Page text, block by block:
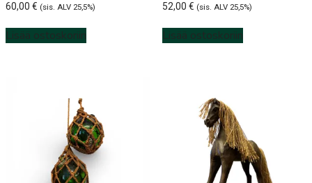
60,00 € (sis. ALV 25,5%)
Lisää ostoskoriin
52,00 € (sis. ALV 25,5%)
Lisää ostoskoriin